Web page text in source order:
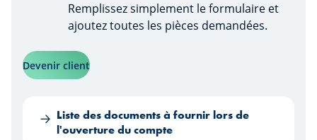
Remplissez simplement le formulaire et
ajoutez toutes les pièces demandées.
Devenir client
Liste des documents à fournir lors de
l'ouverture du compte